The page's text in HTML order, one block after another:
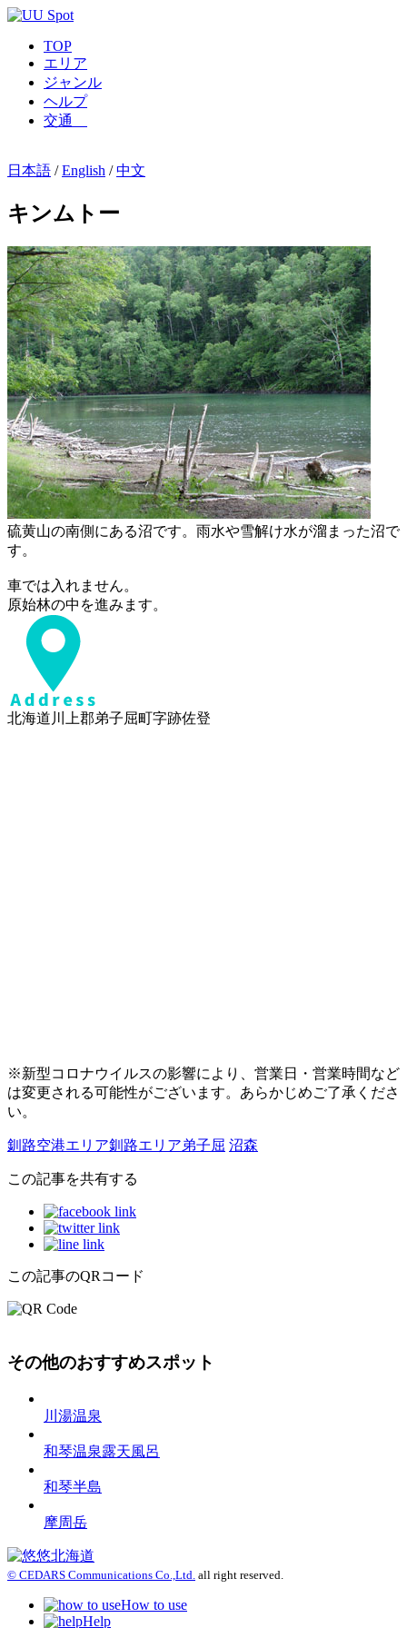
TOP
エリア
ジャンル
ヘルプ
交通
日本語 /English /中文
キンムトー
硫黄山の南側にある沼です。雨水や雪解け水が溜まった沼で
す。
車では入れません。
原始林の中を進みます。
北海道川上郡弟子屈町字跡佐登
※新型コロナウイルスの影響により、営業日・営業時間など
は変更される可能性がございます。あらかじめご了承くださ
い。
釧路空港エリア釧路エリア弟子屈 沼森
この記事を共有する
この記事のQRコード
その他のおすすめスポット
川湯温泉
和琴温泉露天風呂
和琴半島
摩周岳
© CEDARS Communications Co.,Ltd. all right reserved.
How to use
Help